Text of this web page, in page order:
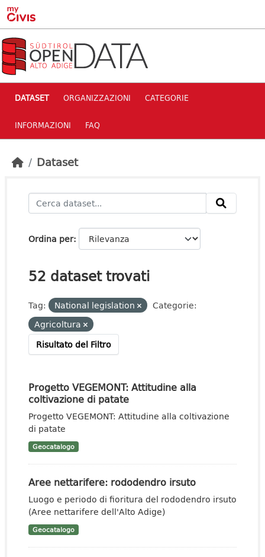
Skip to main content
DATASET ORGANIZZAZIONI CATEGORIE
INFORMAZIONI FAQ
Dataset
Ordina per
52 dataset trovati
Tag: National legislation
Categorie:
Agricoltura
Risultato del Filtro
Progetto VEGEMONT: Attitudine alla
coltivazione di patate
Progetto VEGEMONT: Attitudine alla coltivazione
di patate
Geocatalogo
Aree nettarifere: rododendro irsuto
Luogo e periodo di fioritura del rododendro irsuto
(Aree nettarifere dell'Alto Adige)
Geocatalogo